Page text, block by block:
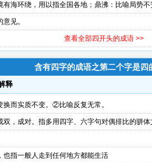
有海环绕，用以指全国各地；鼎沸：比喻局势
见。
查看全部四开头的成语 >>
含有四字的成语之第二个字是四
释
而实质不变。②比喻反复无常。
双，成对。指多用四字、六字句对偶排比的骈体
也指一般人走到任何地方都能生活